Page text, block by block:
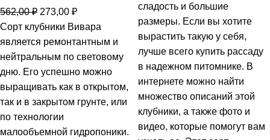
562,00₽ 273,00 ₽
Сорт клубники Вивара
является ремонтантным и
нейтральным по световому
дню. Его успешно можно
выращивать как в открытом,
так и в закрытом грунте, или
по технологии
малообъемной гидропоники.
сладость и большие
размеры. Если вы хотите
вырастить такую у себя,
лучше всего купить рассаду
в надежном питомнике. В
интернете можно найти
множество описаний этой
клубники, а также фото и
видео, которые помогут вам